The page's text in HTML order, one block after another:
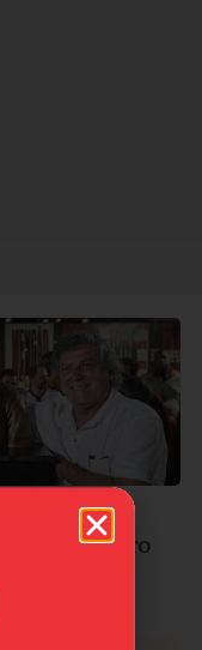
Lico será
em encontro